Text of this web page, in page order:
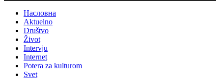
Насловна
Aktuelno
Društvo
Život
Intervju
Internet
Potera za kulturom
Svet